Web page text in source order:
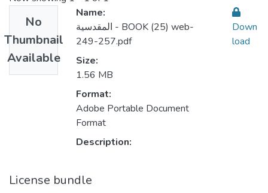
No
Thumbnail
Available
Name:
المقدسية - BOOK (25) web-
249-257.pdf
Size:
1.56 MB
Format:
Adobe Portable Document
Format
Description:
Down
load
License bundle